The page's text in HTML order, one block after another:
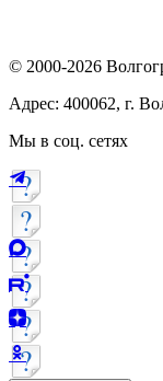
© 2000-2026
Адрес: 400062, г.
Мы в соц. сетях